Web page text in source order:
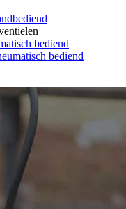
bediend
bediend